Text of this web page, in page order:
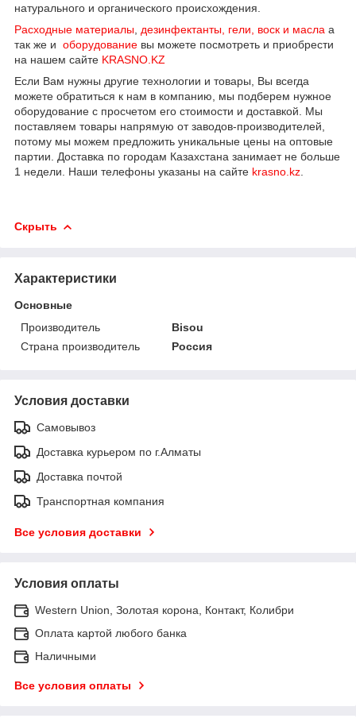
натурального и органического происхождения.
Расходные материалы дезинфектанты, гели, воск и масла а
так же и оборудование вы можете посмотреть и приобрести
на нашем сайте KRASNO.KZ
Если Вам нужны другие технологии и товары, Вы всегда
можете обратиться к нам в компанию, мы подберем нужное
оборудование с просчетом его стоимости и доставкой. Мы
поставляем товары напрямую от заводов-производителей,
потому мы можем предложить уникальные цены на оптовые
партии. Доставка по городам Казахстана занимает не больше
1 недели. Наши телефоны указаны на сайте krasno.kz
Скрыть
Характеристики
Основные
Производитель
Bisou
Страна производитель
Россия
Условия доставки
Самовывоз
Доставка курьером по г.Алматы
Доставка почтой
Транспортная компания
Все условия доставки
Условия оплаты
Western Union, Золотая корона, Контакт, Колибри
Оплата картой любого банка
Наличными
Все условия оплаты